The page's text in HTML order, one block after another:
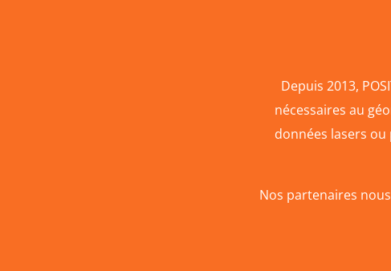
Depuis 2013,
nécessaires au
données lasers ou
Nos partenaires